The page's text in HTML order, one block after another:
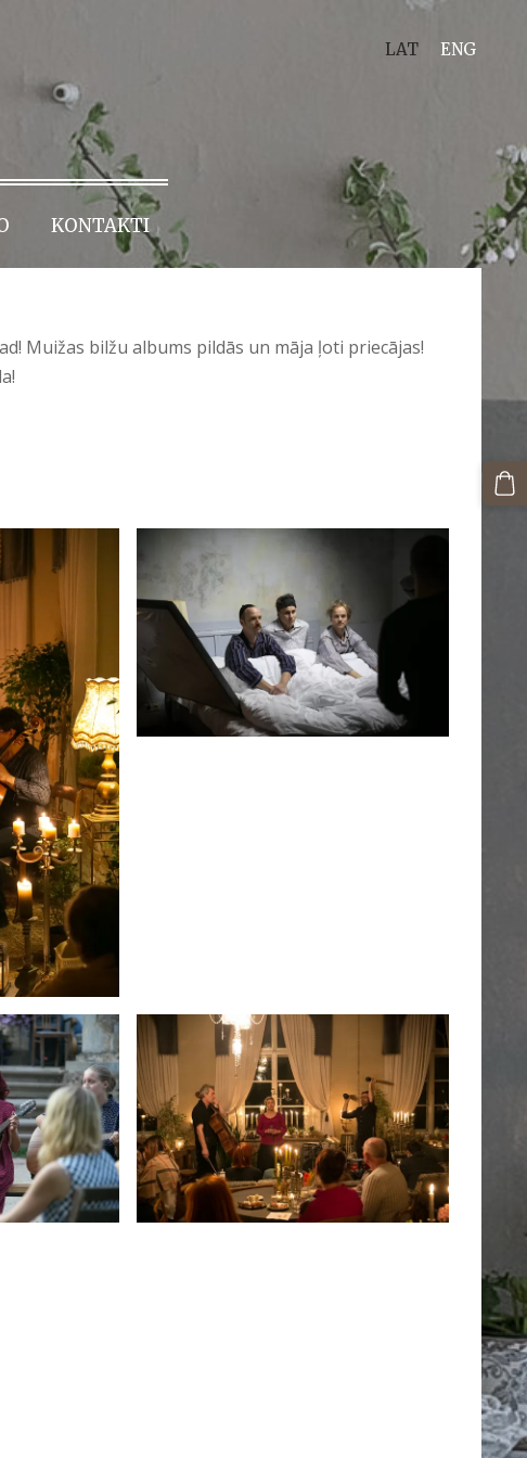
LAT ENG
KONTAKTI
Muižas bilžu albums pildās un māja ļoti priecājas!